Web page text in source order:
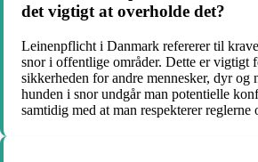
det vigtigt at overholde det?
Leinenpflicht i Danmark refererer til
snor i offentlige områder. Dette er vigtigt
sikkerheden for andre mennesker, dyr og
hunden i snor undgår man potentielle
samtidig med at man respekterer reglerne